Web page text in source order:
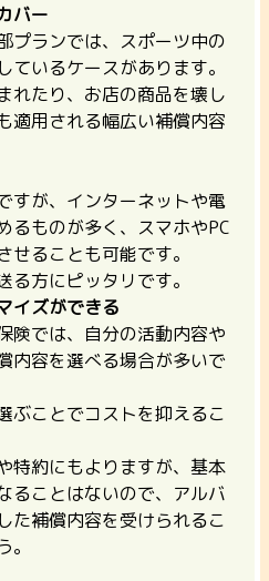
バー
プランでは、スポーツ中の
ているケースがあります。
れたり、お店の商品を壊し
適用される幅広い補償内容
すが、インターネットや電
るものが多く、 スマホやPC
せることも可能です。
る方にピッタリです。
イズができる
険では、自分の活動内容や
内容を選べる場合が多いで
ぶことでコストを抑えるこ
特約にもよりますが、基本
ることはないので、 アルバ
た補償内容を受けられるこ
。